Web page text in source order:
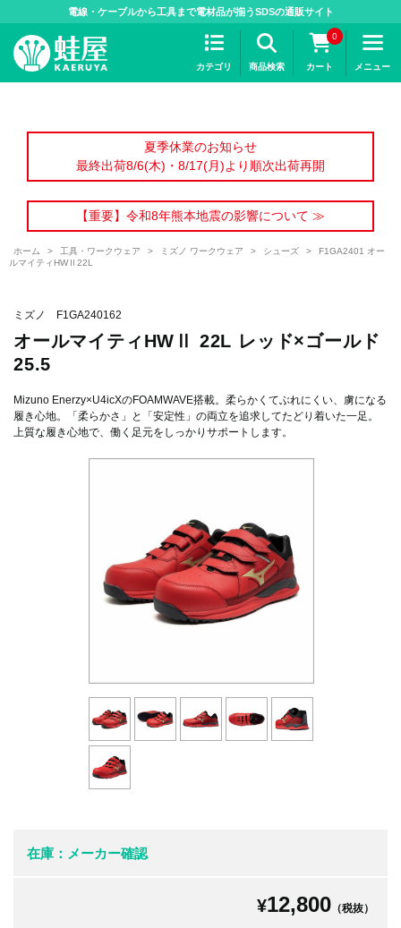
電線・ケーブルから工具まで電材品が揃うSDSの通販サイト
カテゴリ 商品検索
0
カート メニュー
夏季休業のお知らせ
最終出荷8/6(木)・8/17(月)より順次出荷再開
【重要】令和8年熊本地震の影響について ≫
ホーム > 工具・ワークウェア > ミズノ ワークウェア > シューズ >
F1GA2401 オー
ルマイティHWⅡ22L
ミズノ F1GA240162
オールマイティHWⅡ 22L レッド×ゴールド
25.5
Mizuno Enerzy×U4icXのFOAMWAVE搭載。柔らかくてぶれにくい、虜になる
履き心地。「柔らかさ」と「安定性」の両立を追求してたどり着いた一足。
上質な履き心地で、働く足元をしっかりサポートします。
在庫：メーカー確認
¥12,800 （税抜）